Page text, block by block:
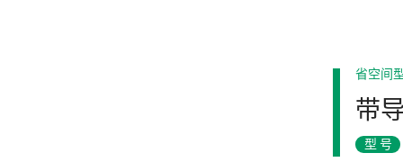
省空间
带
型号